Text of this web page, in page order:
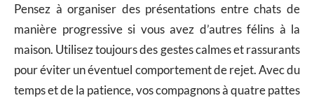
Pensez à organiser des présentations entre chats de
manière progressive si vous avez d’autres félins à la
maison. Utilisez toujours des gestes calmes et rassurants
pour éviter un éventuel comportement de rejet. Avec du
temps et de la patience, vos compagnons à quatre pattes